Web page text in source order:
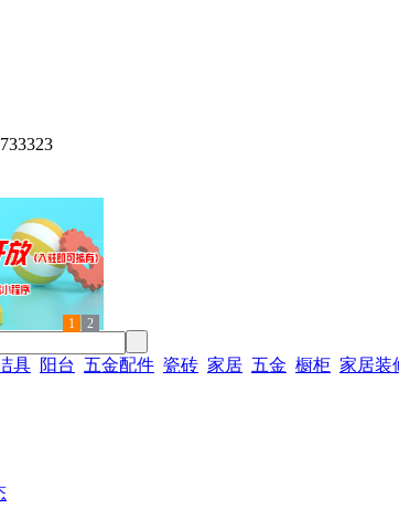
1 2
具 阳台 五金配件 瓷砖 家居 五金 橱柜 家居装